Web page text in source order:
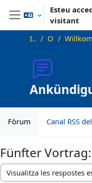
Ves al contingut principal
Panell lateral
Esteu
visitant
Inici
OKInf
Fòrum Canal RSS
Fünfter
Mode de visualització